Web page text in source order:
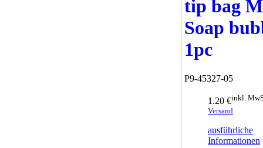
tip bag M
Soap
1pc
P9-45327-05
1.20 €inkl.
Versand
ausführliche
Informationen